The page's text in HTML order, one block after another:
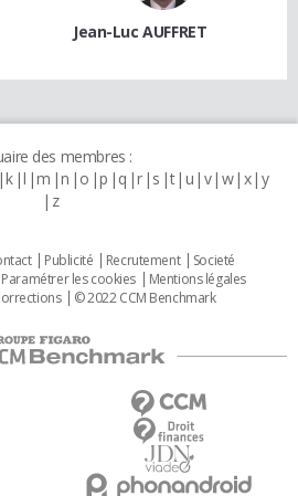
Jean-Luc AUFFRET
des membres :
k l m n o p q r s t u v w x y
z
Publicité Recrutement
Societé
Paramétrer les cookies
Mentions légales
© 2022 CCM Benchmark